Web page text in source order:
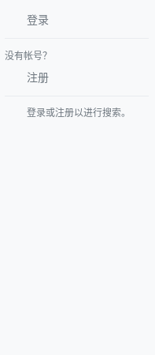
登录
没有帐号？
注册
登录或注册以进行搜索。